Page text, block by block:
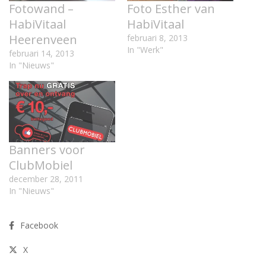
Fotowand –
HabiVitaal
Heerenveen
februari 14, 2013
In "Nieuws"
Foto Esther van
HabiVitaal
februari 8, 2013
In "Werk"
Banners voor
ClubMobiel
december 28, 2011
In "Nieuws"
Facebook
X